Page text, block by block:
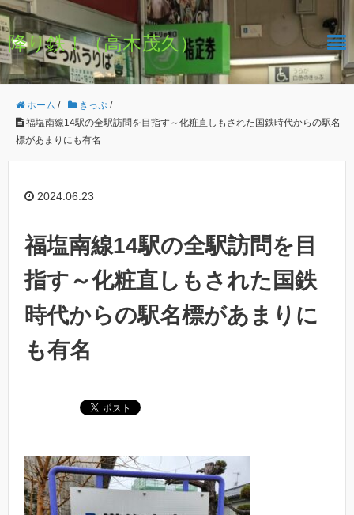
降り鉄！（高木茂久）
ホーム / きっぷ /
福塩南線14駅の全駅訪問を目指す～化粧直しもされた国鉄時代からの駅名
標があまりにも有名
2024.06.23
福塩南線14駅の全駅訪問を目
指す～化粧直しもされた国鉄
時代からの駅名標があまりに
も有名